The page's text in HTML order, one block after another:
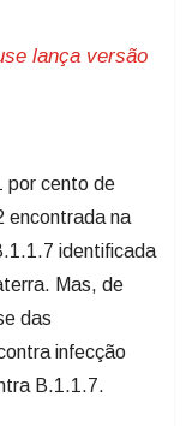
lança versão
por cento de
encontrada na
identificada
Mas, de
das
infecção
B.1.1.7.